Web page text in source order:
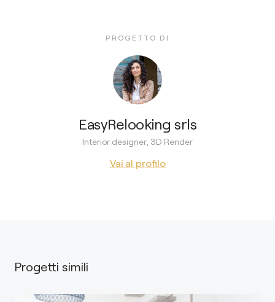
PROGETTO DI
EasyRelooking srls
Interior designer, 3D Render
Vai al profilo
Progetti simili